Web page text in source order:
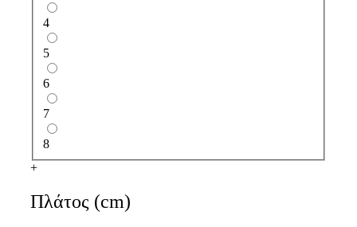
4
5
6
7
8
+
Πλάτος (cm)